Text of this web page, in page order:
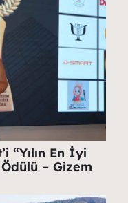
“Yılın En İyi
– Gizem